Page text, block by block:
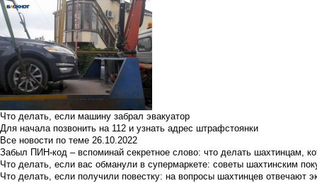
Что делать, если машину забрал эвакуатор
Для начала позвонить на 112 и узнать адрес штрафстоянки
Все новости по теме 26.10.2022
Забыл ПИН-код – вспоминай секретное слово: что делать шахтинцам,
Что делать, если вас обманули в супермаркете: советы шахтинским
Что делать, если получили повестку: на вопросы шахтинцев отвечают